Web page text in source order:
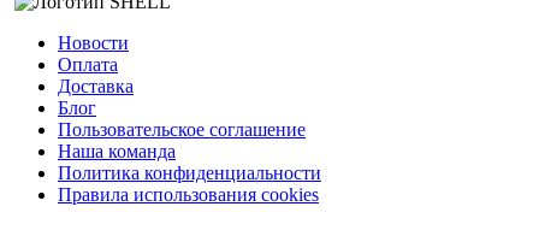
Новости
Оплата
Доставка
Блог
Пользовательское соглашение
Наша команда
Политика конфиденциальности
Правила использования cookies